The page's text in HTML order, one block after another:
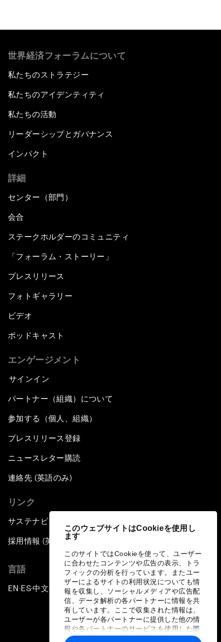
このウェブサイトはCookieを使用し
ます
このサイトではCookieを使って、ユーザー
に合わせたコンテンツや広告の表示、トラ
フィックの分析を行っています。またユー
ザーによるサイトの利用状況についても情
報を収集し、ソーシャルメディアや広告配
信、データ解析の各パートナーに情報を共
有しています。ここで収集された情報は、
ユーザーが各パートナーに提供した他の情
報や各パートナーのサービスを使用した際
に収集された情報と組み合わされ、各パー
世界経済フォーラムについて
私たちのストラテジー
私たちのアイデンティティ
私たちの活動
リーダーシップとガバナンス
インパクト
詳細
センター（部門）
会合
ステークホルダーのコミュニティ
「フォーラム・ストーリー」
プレスリリース
フォトギャラリー
ビデオ
ポッドキャスト
エンゲージメント
サインイン
パートナー（組織）について
参加する（個人、組織）
プレスリリース登録
ニュースレター購読
連絡先 (英語のみ)
リンク
サステナビリティへの取り組み
採用情報 (英語のみ)
言語
EN ▪ ES▪中文▪ 日本語